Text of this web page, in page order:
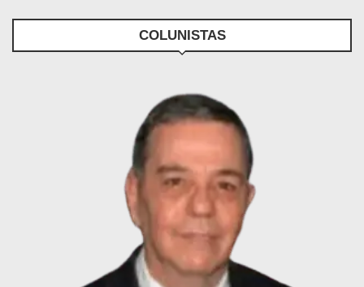
COLUNISTAS